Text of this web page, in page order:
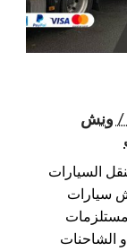
مدينة صباح الاحمد / 65557275 / ونش
السيارات
سيارات
مستلزمات
الشاحنات